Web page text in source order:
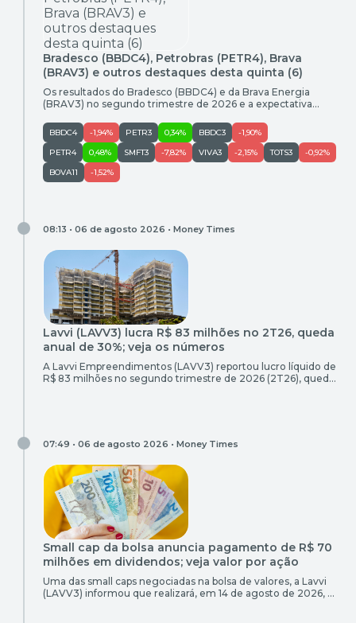
Bradesco (BBDC4), Petrobras (PETR4), Brava
(BRAV3) e outros destaques desta quinta (6)
Os resultados do Bradesco (BBDC4) e da Brava Energia
(BRAV3) no segundo trimestre de 2026 e a expectativa
destaques corporativos desta quinta-feira (6). Confira o Radar
do Mercado Bradesco (BBDC4): Lucro sobe 16,2% e chega a
R$ 7,1 bilhões no 2T26 O Bradesco (BBDC4) reportou lucro
recorrente […]
BBDC4 -1,94% PETR3 0,34% BBDC3
-1,90%
PETR4
0,48% SMFT3 -7,82% VIVA3 -2,15% TOTS3
-0,92%
BOVA11
-1,52%
08:13 • 06 de agosto 2026 • Money Times
Lavvi (LAVV3) lucra R$ 83 milhões no 2T26, queda
anual de 30%; veja os números
A Lavvi Empreendimentos (LAVV3) reportou lucro líquido de
R$ 83 milhões no segundo trimestre de 2026 (2T26), queda
07:49 • 06 de agosto 2026 • Money Times
Small cap da bolsa anuncia pagamento de R$ 70
milhões em dividendos; veja valor por ação
Uma das small caps negociadas na bolsa de valores, a Lavvi
(LAVV3) informou que realizará, em 14 de agosto de 2026, o